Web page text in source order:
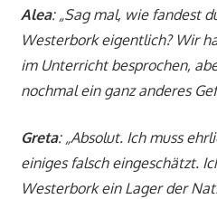
Alea: „Sag mal, wie fandest
Westerbork eigentlich? Wir
im Unterricht besprochen,
nochmal ein ganz anderes
Greta: „Absolut. Ich muss
einiges falsch eingeschätzt.
Westerbork ein Lager der